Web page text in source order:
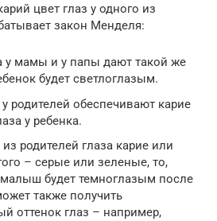
цвет глаз у одного из
закон Менделя:
у мамы и у папы дают такой же
будет светлоглазым.
родителей обеспечивают карие
у ребенка.
родителей глаза карие или
– серые или зеленые, то,
малыш будет темноглазым после
также получить
оттенок глаз – например,